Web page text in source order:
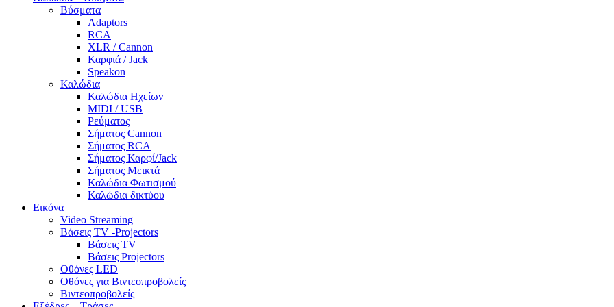
Βύσματα
Adaptors
RCA
XLR / Cannon
Καρφιά / Jack
Speakon
Καλώδια
Καλώδια Ηχείων
MIDI / USB
Ρεύματος
Σήματος Cannon
Σήματος RCA
Σήματος Καρφί/Jack
Σήματος Μεικτά
Καλώδια Φωτισμού
Καλώδια δικτύου
Εικόνα
Video Streaming
Βάσεις TV -Projectors
Βάσεις TV
Βάσεις Projectors
Οθόνες LED
Οθόνες για Βιντεοπροβολείς
Βιντεοπροβολείς